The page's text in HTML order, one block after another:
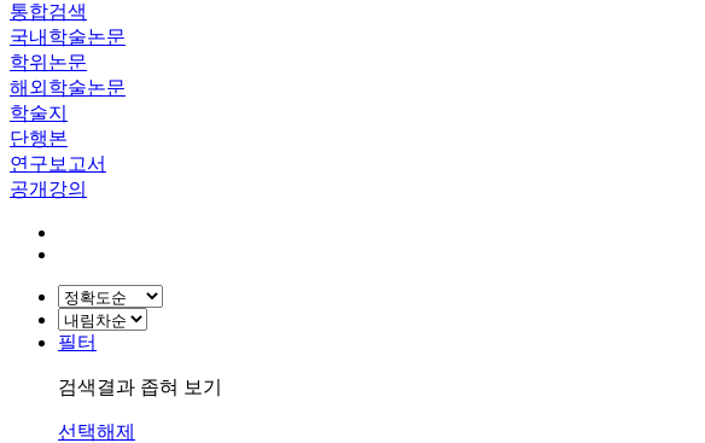
통합검색
국내학술논문
학위논문
해외학술논문
학술지
단행본
연구보고서
공개강의
필터
검색결과 좁혀 보기
선택해제